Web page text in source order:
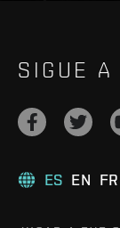
SIGUE A
ES EN FR